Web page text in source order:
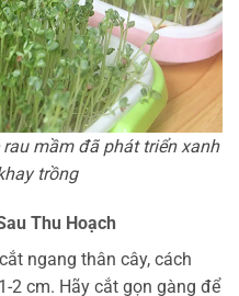
mầm đã phát triển xanh
trồng
Thu Hoạch
ngang thân cây, cách
2 cm. Hãy cắt gọn gàng để